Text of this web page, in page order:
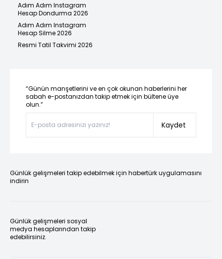
Adım Adım Instagram
Hesap Dondurma 2026
Adım Adım Instagram
Hesap Silme 2026
Resmi Tatil Takvimi 2026
“Günün manşetlerini ve en çok okunan haberlerini her
sabah e-postanızdan takip etmek için bültene üye
olun.”
Kaydet
Günlük gelişmeleri takip edebilmek için habertürk uygulamasını
indirin
Günlük gelişmeleri sosyal
medya hesaplarından takip
edebilirsiniz.